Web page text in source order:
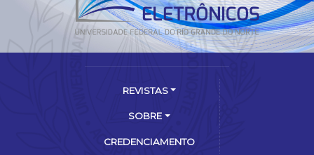
REVISTAS
SOBRE
CREDENCIAMENTO